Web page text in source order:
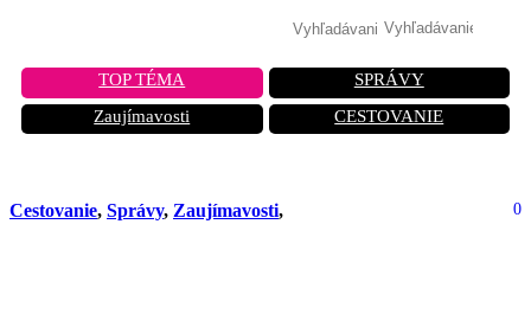
TOP TÉMA
SPRÁVY
Zaujímavosti
CESTOVANIE
Cestovanie, Správy, Zaujímavosti, 0